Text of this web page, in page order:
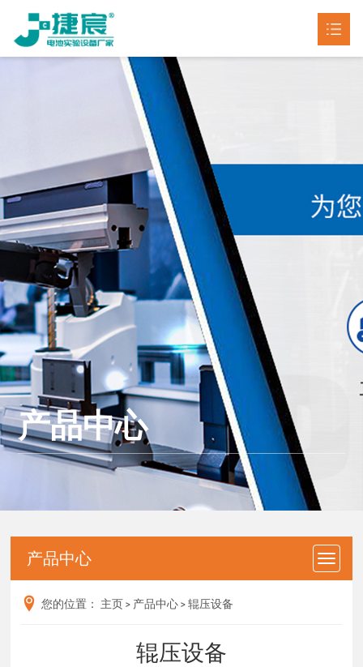
新闻动态
关于我们
联系我们
产品中心
产品中心
您的位置： 主页> 产品中心>辊压设备
辊压设备